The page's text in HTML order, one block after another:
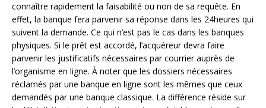
connaître rapidement la faisabilité ou non de sa requête. En
effet, la banque fera parvenir sa réponse dans les 24heures qui
suivent la demande. Ce qui n’est pas le cas dans les banques
physiques. Si le prêt est accordé, l’acquéreur devra faire
parvenir les justificatifs nécessaires par courrier auprès de
l’organisme en ligne. À noter que les dossiers nécessaires
réclamés par une banque en ligne sont les mêmes que ceux
demandés par une banque classique. La différence réside sur